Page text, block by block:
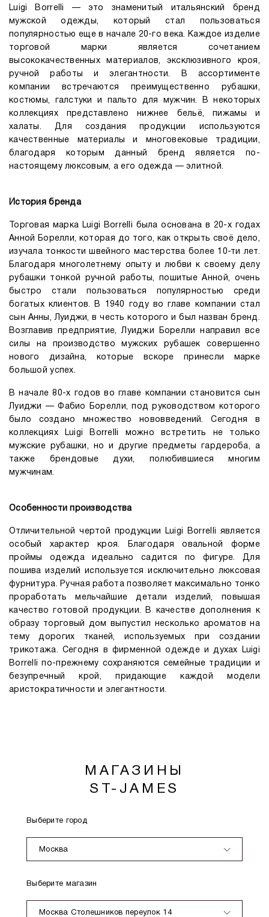
Luigi Borrelli — это знаменитый итальянский бренд
мужской одежды, который стал пользоваться
популярностью еще в начале 20-го века. Каждое изделие
торговой марки является сочетанием
высококачественных материалов, эксклюзивного кроя,
ручной работы и элегантности. В ассортименте
компании встречаются преимущественно рубашки,
костюмы, галстуки и пальто для мужчин. В некоторых
коллекциях представлено нижнее бельё, пижамы и
халаты. Для создания продукции используются
качественные материалы и многовековые традиции,
благодаря которым данный бренд является по-
настоящему люксовым, а его одежда — элитной.
История бренда
Торговая марка Luigi Borrelli была основана в 20-х годах
Анной Борелли, которая до того, как открыть своё дело,
изучала тонкости швейного мастерства более 10-ти лет.
Благодаря многолетнему опыту и любви к своему делу
рубашки тонкой ручной работы, пошитые Анной, очень
быстро стали пользоваться популярностью среди
богатых клиентов. В 1940 году во главе компании стал
сын Анны, Луиджи, в честь которого и был назван бренд.
Возглавив предприятие, Луиджи Борелли направил все
силы на производство мужских рубашек совершенно
нового дизайна, которые вскоре принесли марке
большой успех.
В начале 80-х годов во главе компании становится сын
Луиджи — Фабио Борелли, под руководством которого
было создано множество нововведений. Сегодня в
коллекциях Luigi Borrelli можно встретить не только
мужские рубашки, но и другие предметы гардероба, а
также брендовые духи, полюбившиеся многим
мужчинам.
Особенности производства
Отличительной чертой продукции Luigi Borrelli является
особый характер кроя. Благодаря овальной форме
проймы одежда идеально садится по фигуре. Для
пошива изделий используется исключительно люксовая
фурнитура. Ручная работа позволяет максимально тонко
проработать мельчайшие детали изделий, повышая
качество готовой продукции. В качестве дополнения к
образу торговый дом выпустил несколько ароматов на
тему дорогих тканей, используемых при создании
трикотажа. Сегодня в фирменной одежде и духах Luigi
Borrelli по-прежнему сохраняются семейные традиции и
безупречный крой, придающие каждой модели
аристократичности и элегантности.
МАГАЗИНЫ
ST-JAMES
Выберите город
Москва
Выберите магазин
Москва Столешников переулок 14